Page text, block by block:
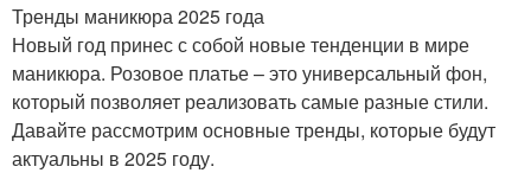
Тренды маникюра 2025 года
Новый год принес с собой новые тенденции в мире
маникюра. Розовое платье – это универсальный фон,
который позволяет реализовать самые разные стили.
Давайте рассмотрим основные тренды, которые будут
актуальны в 2025 году.